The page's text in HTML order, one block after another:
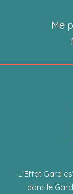
Me
L’Effet Gard
dans le